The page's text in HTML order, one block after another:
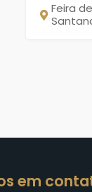
Feira de
em